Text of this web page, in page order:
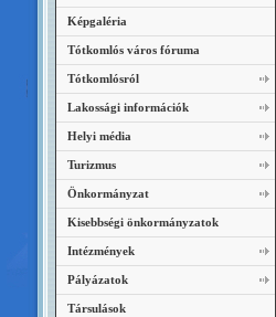
Képgaléria
Tótkomlós város fóruma
Tótkomlósról
Lakossági információk
Helyi média
Turizmus
Önkormányzat
Kisebbségi önkormányzatok
Intézmények
Pályázatok
Társulások